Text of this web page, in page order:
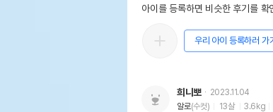
아이를 등록하면 비슷한 후기를 확
우리 아이 등록하러 가
희니뽀
2023.11.04
알로(수컷) 13살 3.6kg